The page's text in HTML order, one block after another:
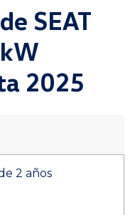
SEAT
2025
2 años